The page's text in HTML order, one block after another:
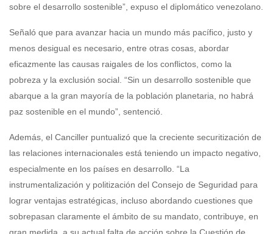
sobre el desarrollo sostenible”, expuso el diplomático venezolano.
Señaló que para avanzar hacia un mundo más pacífico, justo y
menos desigual es necesario, entre otras cosas, abordar
eficazmente las causas raigales de los conflictos, como la
pobreza y la exclusión social. “Sin un desarrollo sostenible que
abarque a la gran mayoría de la población planetaria, no habrá
paz sostenible en el mundo”, sentenció.
Además, el Canciller puntualizó que la creciente securitización de
las relaciones internacionales está teniendo un impacto negativo,
especialmente en los países en desarrollo. “La
instrumentalización y politización del Consejo de Seguridad para
lograr ventajas estratégicas, incluso abordando cuestiones que
sobrepasan claramente el ámbito de su mandato, contribuye, en